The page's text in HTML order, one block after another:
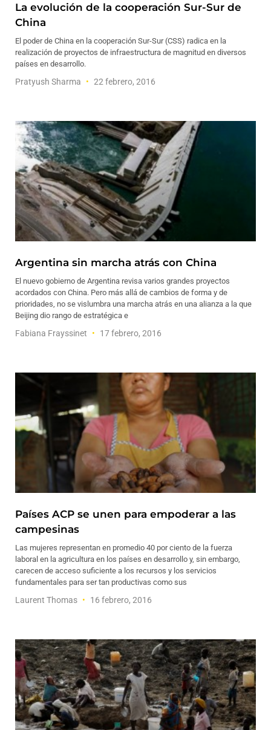
La evolución de la cooperación Sur-Sur de
China
El poder de China en la cooperación Sur-Sur (CSS) radica en la
realización de proyectos de infraestructura de magnitud en diversos
países en desarrollo.
Pratyush Sharma 22 febrero, 2016
Argentina sin marcha atrás con China
El nuevo gobierno de Argentina revisa varios grandes proyectos
acordados con China. Pero más allá de cambios de forma y de
prioridades, no se vislumbra una marcha atrás en una alianza a la que
Beijing dio rango de estratégica e
Fabiana Frayssinet 17 febrero, 2016
Países ACP se unen para empoderar a las
campesinas
Las mujeres representan en promedio 40 por ciento de la fuerza
laboral en la agricultura en los países en desarrollo y, sin embargo,
carecen de acceso suficiente a los recursos y los servicios
fundamentales para ser tan productivas como sus
Laurent Thomas 16 febrero, 2016